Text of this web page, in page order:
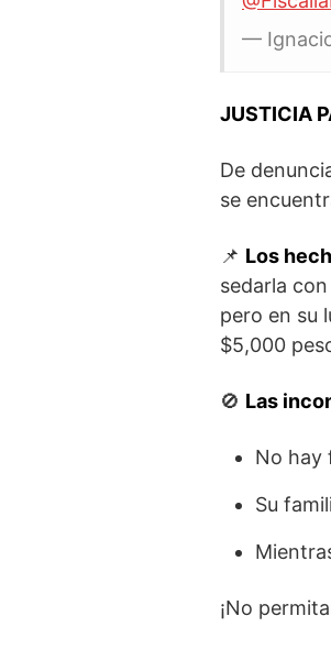
—
JUSTICIA
De
se
📌 Los
sedarla
pero en su
$5,000
🚫 Las
No hay
Su
¡No